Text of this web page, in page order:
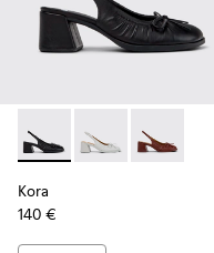
Kora - K201896-001 -
Kora - Kora -
Kora
140 €